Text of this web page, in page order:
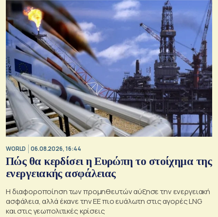
WORLD 06.08.2026, 16:44
Πώς θα κερδίσει η Ευρώπη το στοίχημα της
ενεργειακής ασφάλειας
Η διαφοροποίηση των προμηθευτών αύξησε την ενεργειακή
ασφάλεια, αλλά έκανε την ΕΕ πιο ευάλωτη στις αγορές LNG
και στις γεωπολιτικές κρίσεις